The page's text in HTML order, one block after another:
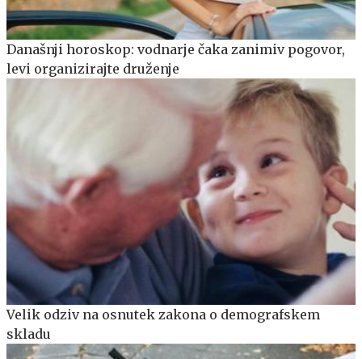
Današnji horoskop: vodnarje čaka zanimiv pogovor,
levi organizirajte druženje
Velik odziv na osnutek zakona o demografskem
skladu